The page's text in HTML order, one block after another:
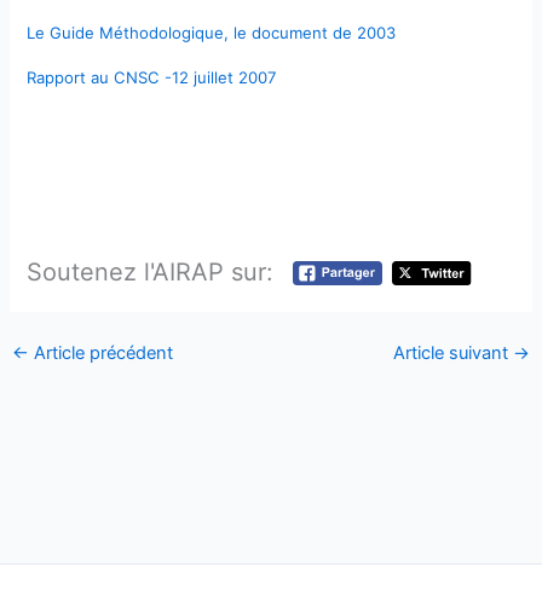
Le Guide Méthodologique, le document de 2003
Rapport au CNSC -12 juillet 2007
Soutenez l'AIRAP sur:
← Article précédent Article suivant →